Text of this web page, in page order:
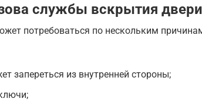
службы вскрытия двери
потребоваться по нескольким
запереться из внутренней стороны;